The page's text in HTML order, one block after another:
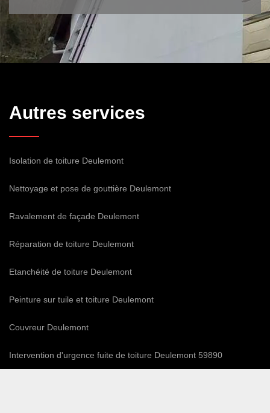
Autres services
Isolation de toiture Deulemont
Nettoyage et pose de gouttière Deulemont
Ravalement de façade Deulemont
Réparation de toiture Deulemont
Etanchéité de toiture Deulemont
Peinture sur tuile et toiture Deulemont
Couvreur Deulemont
Intervention d'urgence fuite de toiture Deulemont 59890